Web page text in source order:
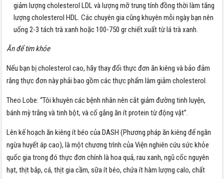
giảm lượng cholesterol LDL và lượng mỡ trung tính đồng thời làm tăng
lượng cholesterol HDL. Các chuyên gia cũng khuyên mỗi ngày bạn nên
uống 2-3 tách trà xanh hoặc 100-750 gr chiết xuất từ lá trà xanh.
Ăn để tim khỏe
Nếu bạn bị cholesterol cao, hãy thay đổi thực đơn ăn kiêng và bảo đảm
rằng thực đơn này phải bao gồm các thực phẩm làm giảm cholesterol.
Theo Lobe: “Tôi khuyên các bệnh nhân nên cắt giảm đường tinh luyện,
bánh mỳ trắng và tinh bột, và cố gắng ăn ít protein từ động vật”.
Lên kế hoạch ăn kiêng ít béo của DASH (Phương pháp ăn kiêng để ngăn
ngừa huyết áp cao), là một chương trình của Viện nghiên cứu sức khỏe
quốc gia trong đó thực đơn chính là hoa quả, rau xanh, ngũ cốc nguyên
hạt, thịt bắp, cá, thịt gia cầm, sữa ít béo, chứa ít hàm lượng calo, chất